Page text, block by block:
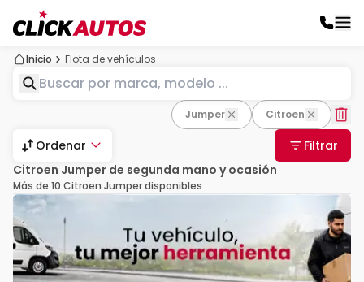
Inicio Flota de vehículos
Citroen
Jumper
Ordenar
Filtrar
Citroen Jumper de segunda mano y ocasión
Más de 10 Citroen Jumper disponibles